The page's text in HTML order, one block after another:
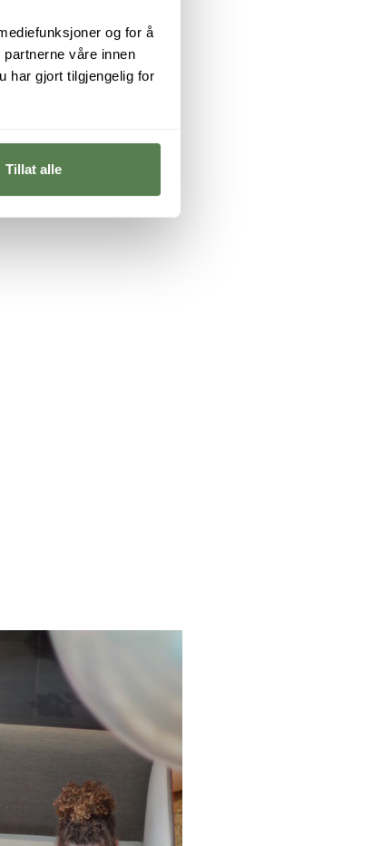
og for å
våre innen
har gjort tilgjengelig for
Tillat alle